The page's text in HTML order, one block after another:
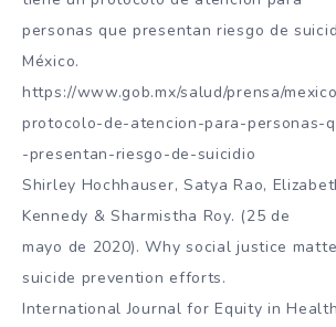
personas que presentan riesgo de
México.
https://www.gob.mx/salud/prensa/
protocolo-de-atencion-para-personas-
-presentan-riesgo-de-suicidio
Shirley Hochhauser, Satya Rao,
Kennedy & Sharmistha Roy. (25 de
mayo de 2020). Why social justice
suicide prevention efforts.
International Journal for Equity in